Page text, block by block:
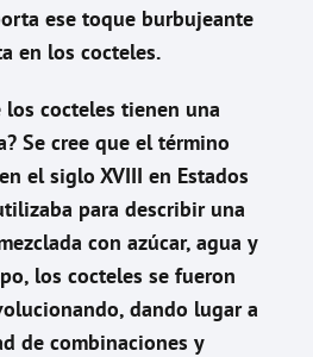
ese toque burbujeante
en los cocteles.
los cocteles tienen una
Se cree que el término
el siglo XVIII en Estados
para describir una
con azúcar, agua y
los cocteles se fueron
dando lugar a
de combinaciones y